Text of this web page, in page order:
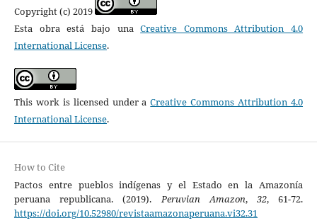
Copyright (c) 2019
Esta obra está bajo unaCreative Commons Attribution 4.0
International License.
This work is licensed under aCreative Commons Attribution 4.0
International License.
How to Cite
Pactos entre pueblos indígenas y el Estado en la Amazonía
peruana republicana. (2019).Peruvian Amazon, 32, 61-72.
https://doi.org/10.52980/revistaamazonaperuana.vi32.31